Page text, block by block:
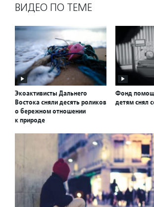
ВИДЕО ПО ТЕМЕ
Экоактивисты Дальнего
Востока сняли десять роликов
о бережном отношении
к природе
Фонд
детям снял